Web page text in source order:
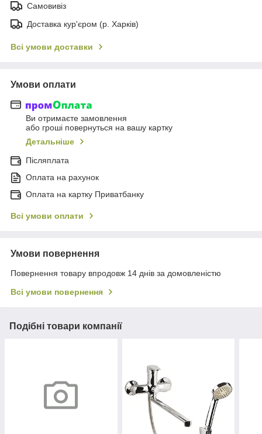
Самовивіз
Доставка кур'єром (р. Харків)
Всі умови доставки
Умови оплати
Ви отримаєте замовлення
або гроші повернуться на вашу картку
Детальніше
Післяплата
Оплата на рахунок
Оплата на картку Приватбанку
Всі умови оплати
Умови повернення
Повернення товару впродовж 14 днів за домовленістю
Всі умови повернення
Подібні товари компанії